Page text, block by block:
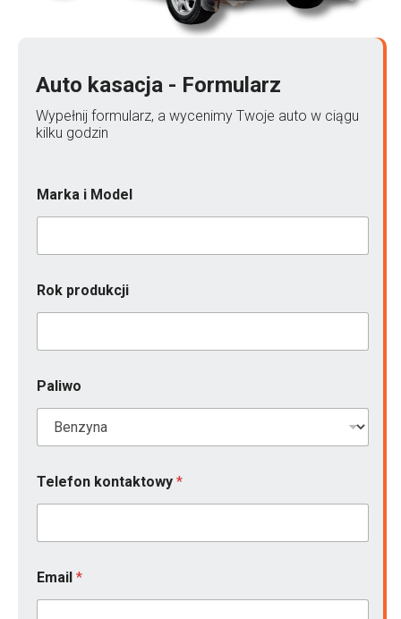
Auto kasacja - Formularz
Wypełnij formularz, a wycenimy Twoje auto w ciągu
kilku godzin
o
d
l
o
k
n
e
Marka i Model
Rok produkcji
Paliwo
Telefon kontaktowy *
Email *